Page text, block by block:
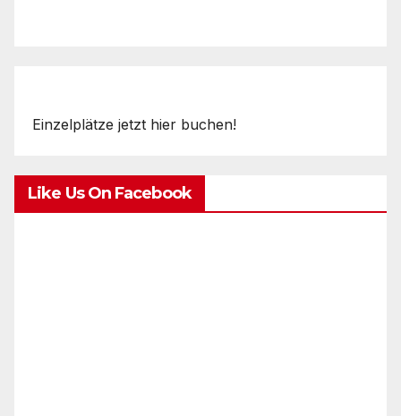
Einzelplätze jetzt hier buchen!
Like Us On Facebook